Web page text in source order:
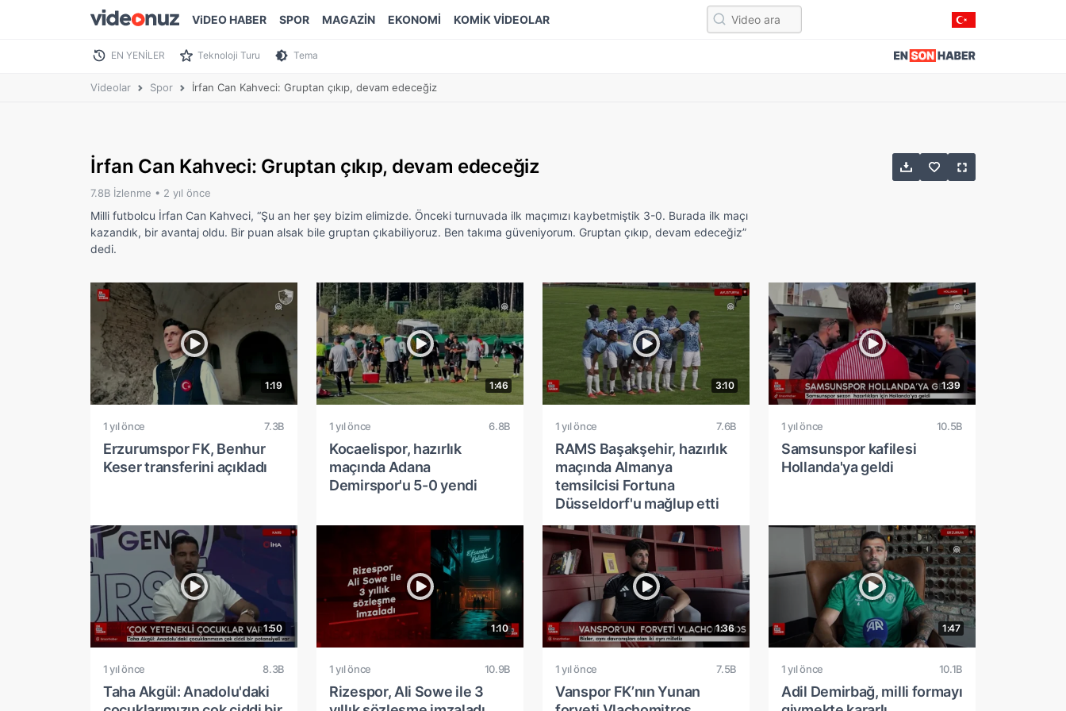
ViDEO HABER SPOR MAGAZİN EKONOMİ KOMİK VİDEOLAR
EN YENİLER Teknoloji Turu Tema
Videolar Spor İrfan Can Kahveci: Gruptan çıkıp, devam edeceğiz
İrfan Can Kahveci: Gruptan çıkıp, devam edeceğiz
7.8B İzlenme • 2 yıl önce
Milli futbolcu İrfan Can Kahveci, “Şu an her şey bizim elimizde. Önceki turnuvada ilk maçımızı kaybetmiştik 3-0. Burada ilk maçı
kazandık, bir avantaj oldu. Bir puan alsak bile gruptan çıkabiliyoruz. Ben takıma güveniyorum. Gruptan çıkıp, devam edeceğiz”
dedi.
1:19
1 yıl önce 7.3B
Erzurumspor FK, Benhur
Keser transferini açıkladı
1:46
1 yıl önce 6.8B
Kocaelispor, hazırlık
maçında Adana
Demirspor'u 5-0 yendi
3:10
1 yıl önce 7.6B
RAMS Başakşehir, hazırlık
maçında Almanya
temsilcisi Fortuna
Düsseldorf'u mağlup etti
1:39
1 yıl önce 10.5B
Samsunspor kafilesi
Hollanda'ya geldi
1:50
1 yıl önce 8.3B
Taha Akgül: Anadolu'daki
1:10
1 yıl önce 10.9B
Rizespor, Ali Sowe ile 3
1:36
1 yıl önce 7.5B
Vanspor FK’nın Yunan
1:47
1 yıl önce 10.1B
Adil Demirbağ, milli formayı